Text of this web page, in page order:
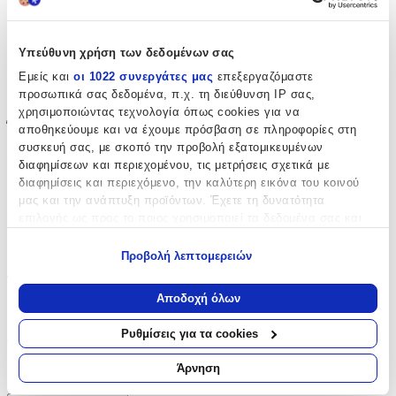
Υπεύθυνη χρήση των δεδομένων σας
Εμείς και οι 1022 συνεργάτες μας επεξεργαζόμαστε
προσωπικά σας δεδομένα, π.χ. τη διεύθυνση IP σας,
χρησιμοποιώντας τεχνολογία όπως cookies για να
αποθηκεύουμε και να έχουμε πρόσβαση σε πληροφορίες στη
συσκευή σας, με σκοπό την προβολή εξατομικευμένων
διαφημίσεων και περιεχομένου, τις μετρήσεις σχετικά με
διαφημίσεις και περιεχόμενο, την καλύτερη εικόνα του κοινού
μας και την ανάπτυξη προϊόντων. Έχετε τη δυνατότητα
Να συλλέξουμε πληροφορίες σχετικά με τη γεωγραφική
σας τοποθεσία, οι οποίες μπορεί να είναι ακριβείς σε
απόσταση μερικών μέτρων
Να αναγνωρίσουμε τη συσκευή σας σαρώνοντας ενεργά
για συγκεκριμένα χαρακτηριστικά (δακτυλικό αποτύπωμα)
Μάθετε περισσότερα σχετικά με τον τρόπο επεξεργασίας των
Προβολή λεπτομερειών
Αποδοχή όλων
Ρυθμίσεις για τα cookies
Άρνηση
Σετ :
Όχι
Έξτρα Χαρακτηριστικά
Piercing:
Όχι
Τύπος:
Κρίκοι
Clip